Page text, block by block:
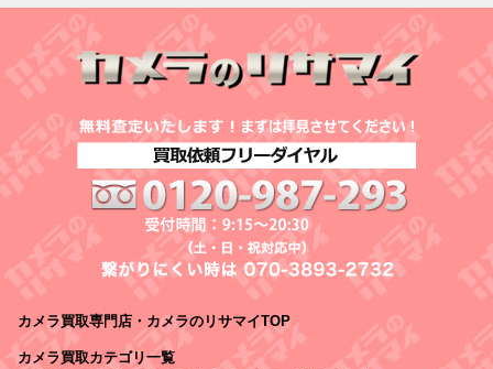
カメラ買取専門店・カメラのリサマイTOP
カメラ買取カテゴリ一覧